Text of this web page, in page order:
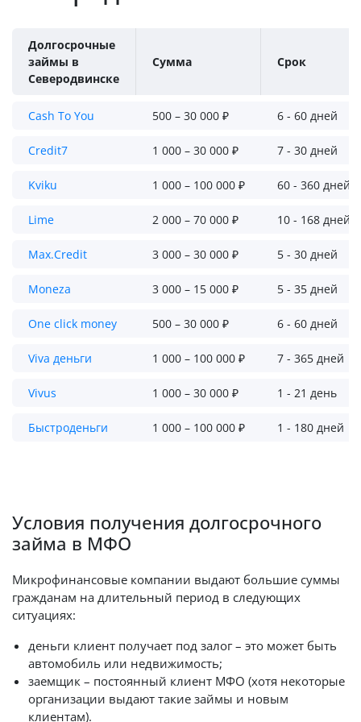
Долгосрочные
займы в
Северодвинске
Сумма Срок
Cash To You 500 – 30 000 ₽ 6 - 60 дней
Credit7 1 000 – 30 000 ₽ 7 - 30 дней
Kviku 1 000 – 100 000 ₽ 60 - 360 дней
Lime 2 000 – 70 000 ₽ 10 - 168 дней
Max.Credit 3 000 – 30 000 ₽ 5 - 30 дней
Moneza 3 000 – 15 000 ₽ 5 - 35 дней
One click money 500 – 30 000 ₽ 6 - 60 дней
Viva деньги 1 000 – 100 000 ₽ 7 - 365 дней
Vivus 1 000 – 30 000 ₽ 1 - 21 день
Быстроденьги 1 000 – 100 000 ₽ 1 - 180 дней
Условия получения долгосрочного
займа в МФО
Микрофинансовые компании выдают большие суммы
гражданам на длительный период в следующих
ситуациях:
деньги клиент получает под залог – это может быть
автомобиль или недвижимость;
заемщик – постоянный клиент МФО (хотя некоторые
организации выдают такие займы и новым
клиентам).